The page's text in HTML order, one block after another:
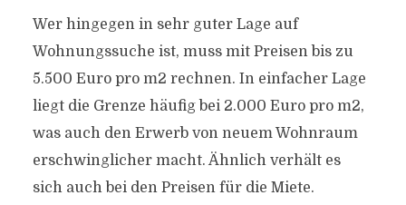
Wer hingegen in sehr guter Lage auf
Wohnungssuche ist, muss mit Preisen bis zu
5.500 Euro pro m2 rechnen. In einfacher Lage
liegt die Grenze häufig bei 2.000 Euro pro m2,
was auch den Erwerb von neuem Wohnraum
erschwinglicher macht. Ähnlich verhält es
sich auch bei den Preisen für die Miete.